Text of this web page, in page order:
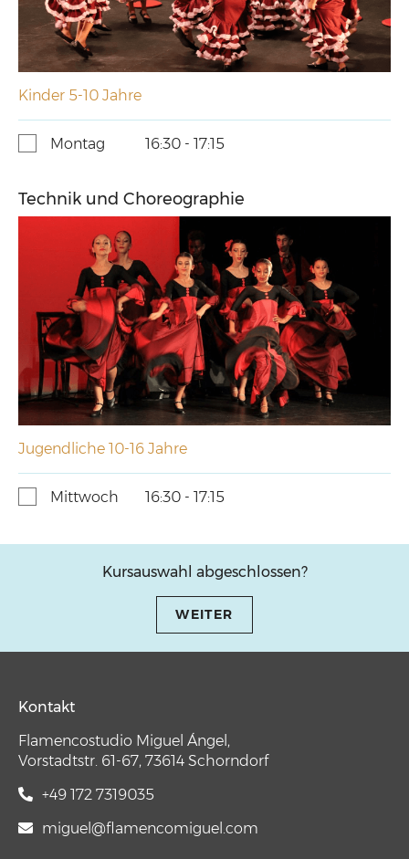
Kinder 5-10 Jahre
Montag 16:30 - 17:15
Technik und Choreographie
Jugendliche 10-16 Jahre
Mittwoch 16:30 - 17:15
Kursauswahl abgeschlossen?
WEITER
Kontakt
Flamencostudio Miguel Ángel,
Vorstadtstr. 61-67, 73614 Schorndorf
+49 172 7319035
miguel@flamencomiguel.com